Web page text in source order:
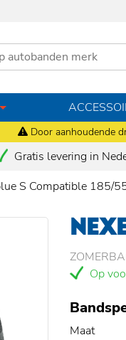
Door aanhoudende
Gratis levering in
S Compatible 185/
Op
Maat